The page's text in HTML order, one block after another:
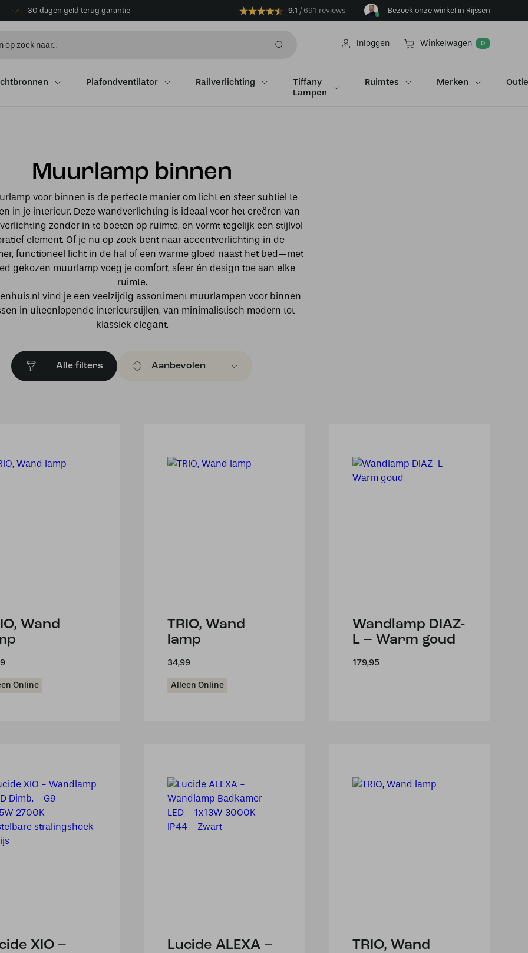
30 dagen geld terug garantie 9.1 691 reviews Bezoek onze winkel in Rijssen
Inloggen Winkelwagen 0
Plafondventilator Railverlichting
Tiffany
Lampen
Ruimtes Merken
Muurlamp binnen
voor binnen is de perfecte manier om licht en sfeer subtiel te
in je interieur. Deze wandverlichting is ideaal voor het creëren van
zonder in te boeten op ruimte, en vormt tegelijk een stijlvol
element. Of je nu op zoek bent naar accentverlichting in de
functioneel licht in de hal of een warme gloed naast het bed—met
gekozen muurlamp voeg je comfort, sfeer én design toe aan elke
ruimte.
vind je een veelzijdig assortiment muurlampen voor binnen
in uiteenlopende interieurstijlen, van minimalistisch modern tot
klassiek elegant.
Alle filters
Wand
Online
TRIO, Wand
lamp
34,99
Alleen Online
Wandlamp DIAZ-
L – Warm goud
179,95
XIO –
Lucide ALEXA –
TRIO, Wand